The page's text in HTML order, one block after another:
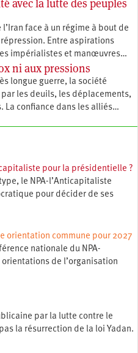
avec la lutte des peuples
face à un régime à bout de
Entre aspirations
impérialistes et manœuvres…
ni aux pressions
longue guerre, la société
les deuils, les déplacements,
La confiance dans les alliés…
pour la présidentielle ?
le NPA-l’Anticapitaliste
pour décider de ses
orientation commune pour 2027
nationale du NPA-
de l’organisation
par la lutte contre le
la résurrection de la loi Yadan.